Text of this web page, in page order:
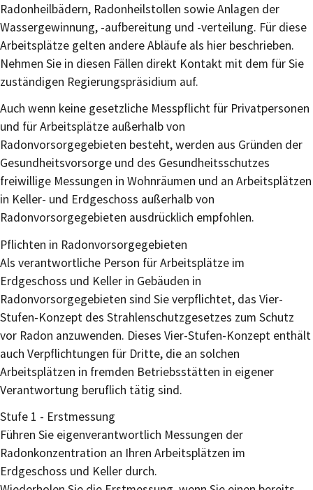
Radonheilbädern, Radonheilstollen sowie Anlagen der
Wassergewinnung, -aufbereitung und -verteilung. Für diese
Arbeitsplätze gelten andere Abläufe als hier beschrieben.
Nehmen Sie in diesen Fällen direkt Kontakt mit dem für Sie
zuständigen Regierungspräsidium auf.
Auch wenn keine gesetzliche Messpflicht für Privatpersonen
und für Arbeitsplätze außerhalb von
Radonvorsorgegebieten besteht,werden aus Gründen der
Gesundheitsvorsorge und des Gesundheitsschutzes
freiwillige Messungen in Wohnräumen und an Arbeitsplätzen
in Keller- und Erdgeschoss außerhalb von
Radonvorsorgegebieten ausdrücklich empfohlen.
Pflichten in Radonvorsorgegebieten
Als verantwortliche Person für Arbeitsplätze im
Erdgeschoss und Keller in Gebäuden in
Radonvorsorgegebieten sind Sie verpflichtet, das Vier-
Stufen-Konzept des Strahlenschutzgesetzes zum Schutz
vor Radon anzuwenden. Dieses Vier-Stufen-Konzept enthält
auch Verpflichtungen für Dritte, die an solchen
Arbeitsplätzen in fremden Betriebsstätten in eigener
Verantwortung beruflich tätig sind.
Stufe 1 - Erstmessung
Führen Sie eigenverantwortlich Messungen der
Radonkonzentration an Ihren Arbeitsplätzen im
Erdgeschoss und Keller durch.